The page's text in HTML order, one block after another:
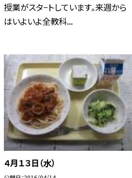
授業がスタ−トしています。来週から
はいよいよ全教科...
４月１３日（水）